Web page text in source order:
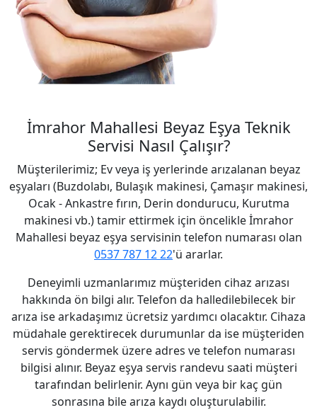
İmrahor Mahallesi Beyaz Eşya Teknik
Servisi Nasıl Çalışır?
Müşterilerimiz; Ev veya iş yerlerinde arızalanan beyaz
eşyaları (Buzdolabı, Bulaşık makinesi, Çamaşır makinesi,
Ocak - Ankastre fırın, Derin dondurucu, Kurutma
makinesi vb.) tamir ettirmek için öncelikle İmrahor
Mahallesi beyaz eşya servisinin telefon numarası olan
0537 787 12 22'ü ararlar.
Deneyimli uzmanlarımız müşteriden cihaz arızası
hakkında ön bilgi alır. Telefon da halledilebilecek bir
arıza ise arkadaşımız ücretsiz yardımcı olacaktır. Cihaza
müdahale gerektirecek durumunlar da ise müşteriden
servis göndermek üzere adres ve telefon numarası
bilgisi alınır. Beyaz eşya servis randevu saati müşteri
tarafından belirlenir. Aynı gün veya bir kaç gün
sonrasına bile arıza kaydı oluşturulabilir.